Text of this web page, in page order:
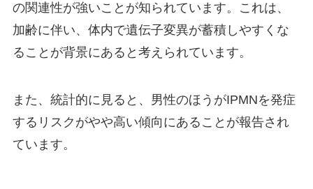
の関連性が強いことが知られています。これは、
加齢に伴い、体内で遺伝子変異が蓄積しやすくな
ることが背景にあると考えられています。
また、統計的に見ると、男性のほうがIPMNを発症
するリスクがやや高い傾向にあることが報告され
ています。